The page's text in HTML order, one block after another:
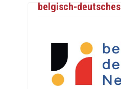
belgisch-